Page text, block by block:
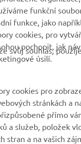
eBike
orgány
respondenti
funkční
funkce, jako
cookies, pro
pochopit, jak
úsilí.
svůj souhlas,
cookies pro
stránkách
přímo
a služeb, položek
stran a na vašich